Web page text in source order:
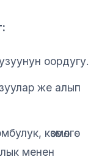
оордугу.
же алып
көзөмөлгө
менен